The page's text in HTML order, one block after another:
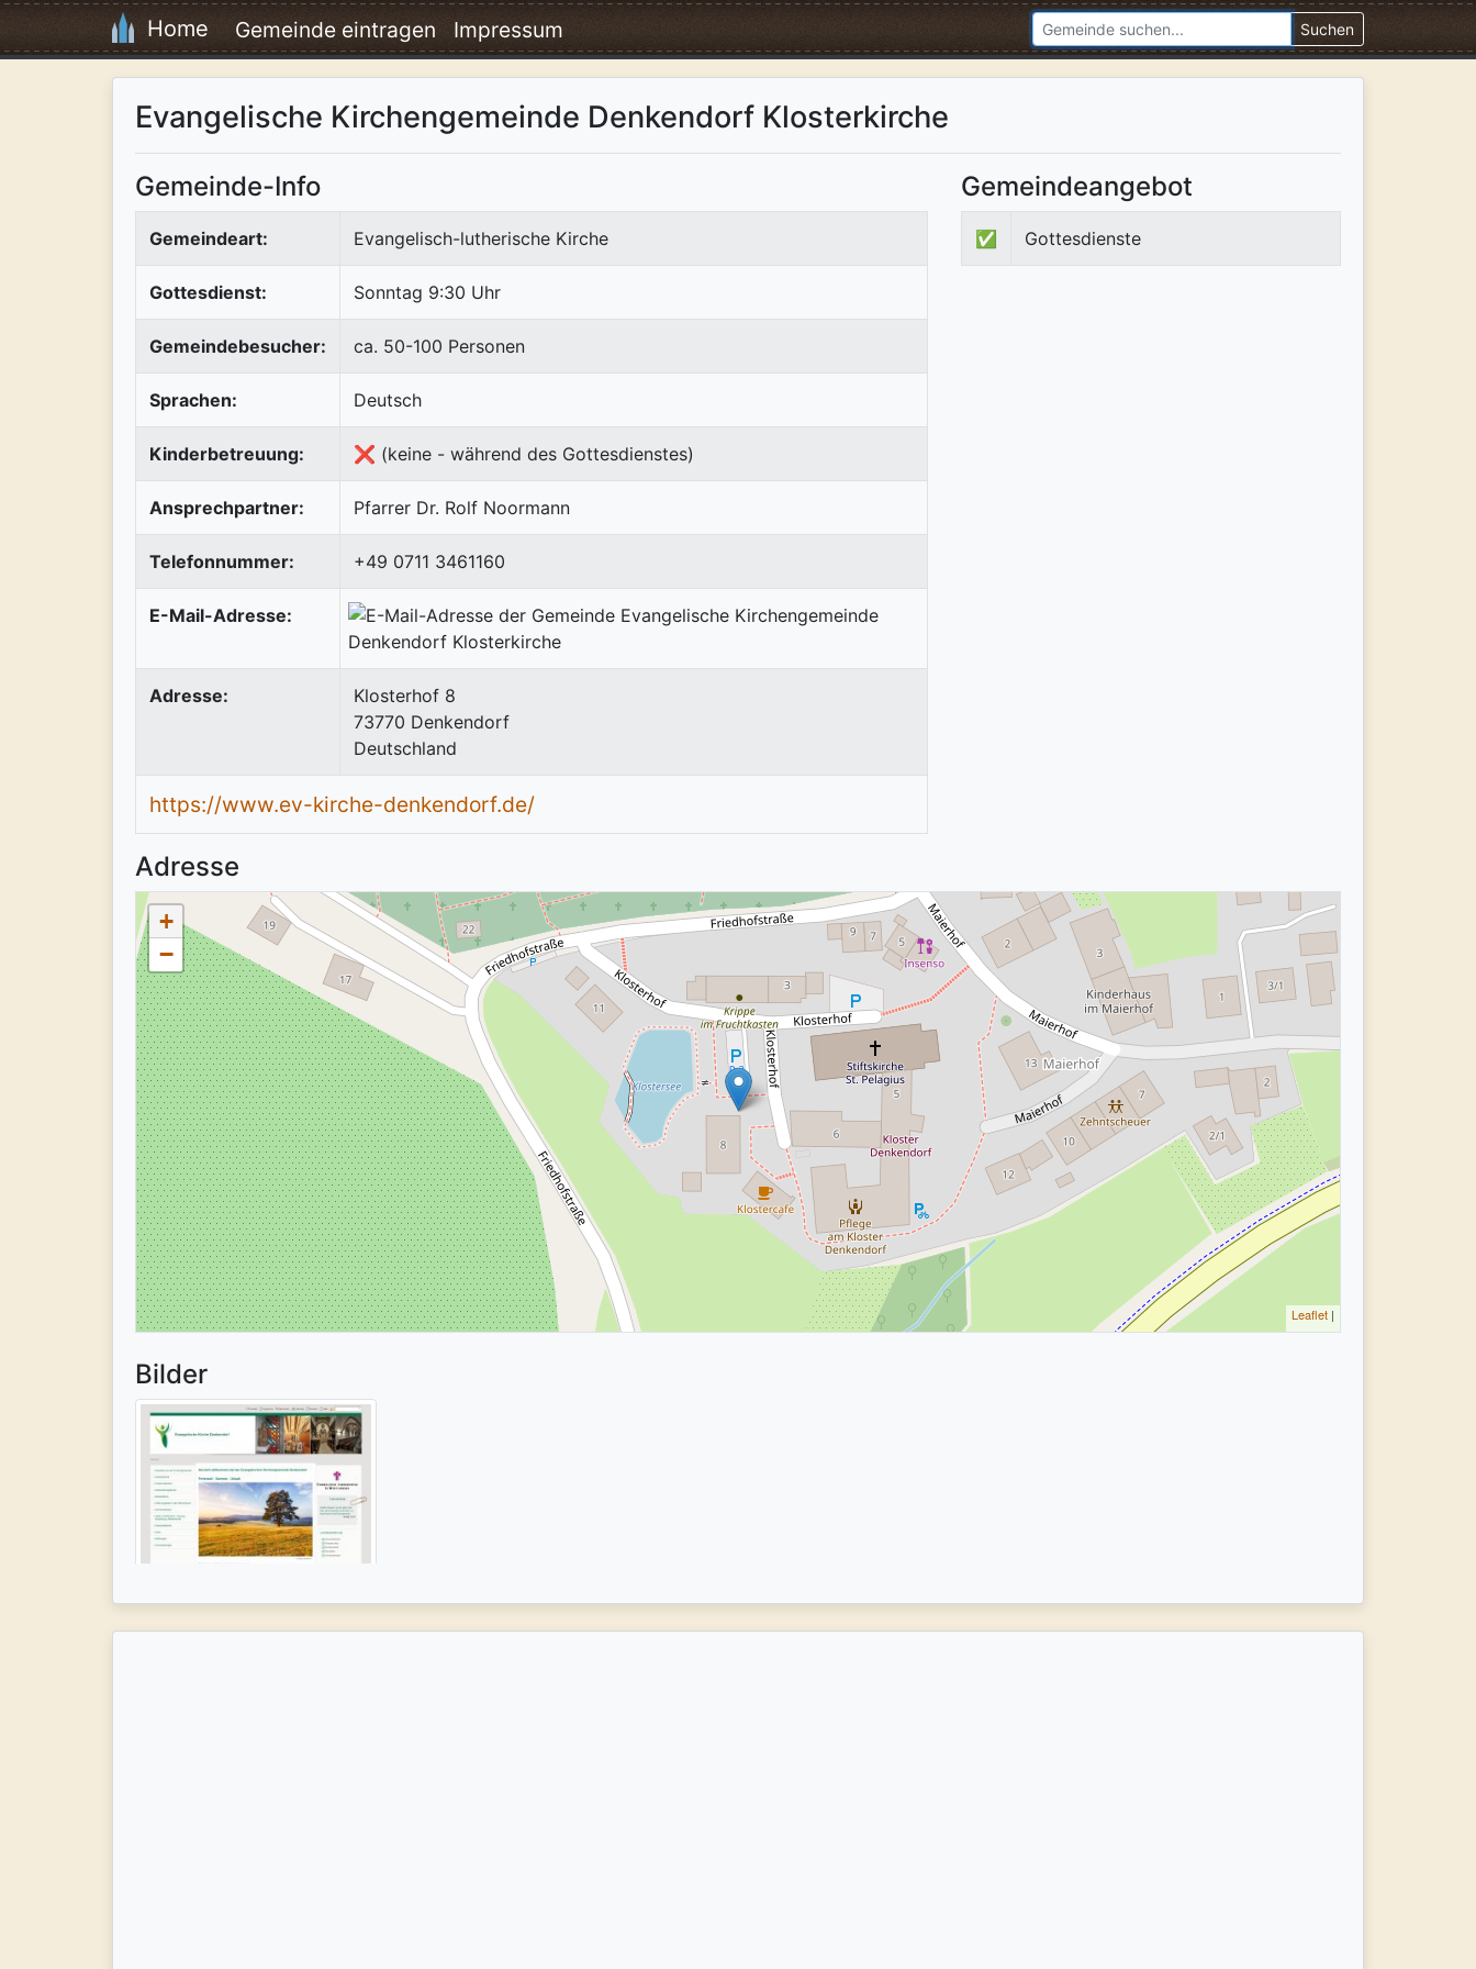
Home Gemeinde eintragen Impressum Suchen
Evangelische Kirchengemeinde Denkendorf Klosterkirche
Gemeinde-Info
Gemeindeart: Evangelisch-lutherische Kirche
Gottesdienst: Sonntag 9:30 Uhr
Gemeindebesucher: ca. 50-100 Personen
Sprachen: Deutsch
Kinderbetreuung: ❌ (keine - während des Gottesdienstes)
Ansprechpartner: Pfarrer Dr. Rolf Noormann
Telefonnummer: +49 0711 3461160
E-Mail-Adresse:
Adresse:
Klosterhof 8
73770 Denkendorf
Deutschland
https://www.ev-kirche-denkendorf.de/
Gemeindeangebot
✅ Gottesdienste
Adresse
+
−
Leaflet |
Bilder